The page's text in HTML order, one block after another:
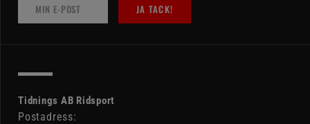
JA TACK!
Tidnings AB Ridsport
Postadress: